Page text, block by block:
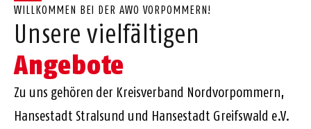
WILLKOMMEN BEI DER AWO VORPOMMERN!
Unsere vielfältigen
Angebote
Zu uns gehören der Kreisverband Nordvorpommern,
Hansestadt Stralsund und Hansestadt Greifswald e.V.